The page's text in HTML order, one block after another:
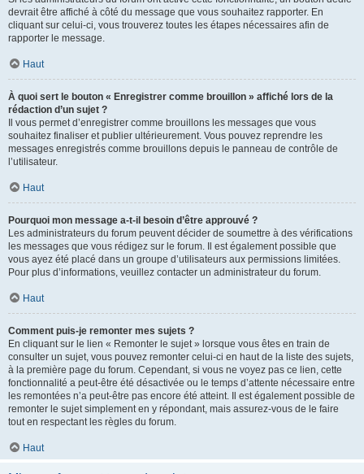
devrait être affiché à côté du message que vous souhaitez rapporter. En
cliquant sur celui-ci, vous trouverez toutes les étapes nécessaires afin de
rapporter le message.
Haut
À quoi sert le bouton « Enregistrer comme brouillon » affiché lors de la
rédaction d’un sujet ?
Il vous permet d’enregistrer comme brouillons les messages que vous
souhaitez finaliser et publier ultérieurement. Vous pouvez reprendre les
messages enregistrés comme brouillons depuis le panneau de contrôle de
l’utilisateur.
Haut
Pourquoi mon message a-t-il besoin d’être approuvé ?
Les administrateurs du forum peuvent décider de soumettre à des vérifications
les messages que vous rédigez sur le forum. Il est également possible que
vous ayez été placé dans un groupe d’utilisateurs aux permissions limitées.
Pour plus d’informations, veuillez contacter un administrateur du forum.
Haut
Comment puis-je remonter mes sujets ?
En cliquant sur le lien « Remonter le sujet » lorsque vous êtes en train de
consulter un sujet, vous pouvez remonter celui-ci en haut de la liste des sujets,
à la première page du forum. Cependant, si vous ne voyez pas ce lien, cette
fonctionnalité a peut-être été désactivée ou le temps d’attente nécessaire entre
les remontées n’a peut-être pas encore été atteint. Il est également possible de
remonter le sujet simplement en y répondant, mais assurez-vous de le faire
tout en respectant les règles du forum.
Haut